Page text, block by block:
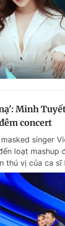
Minh
concert
singer
loạt mashup
thú vị của ca sĩ